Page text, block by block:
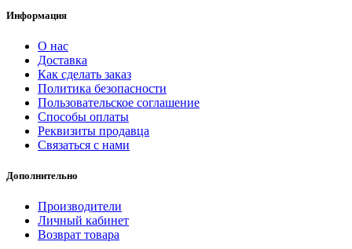
Информация
О нас
Доставка
Как сделать заказ
Политика безопасности
Пользовательское соглашение
Способы оплаты
Реквизиты продавца
Связаться с нами
Дополнительно
Производители
Личный кабинет
Возврат товара